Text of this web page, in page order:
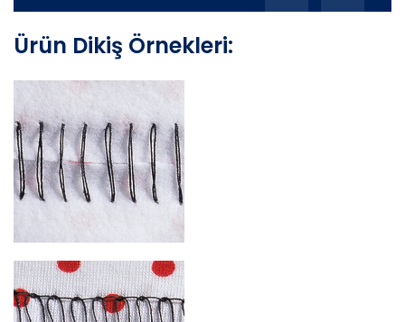
Ürün Dikiş Örnekleri: